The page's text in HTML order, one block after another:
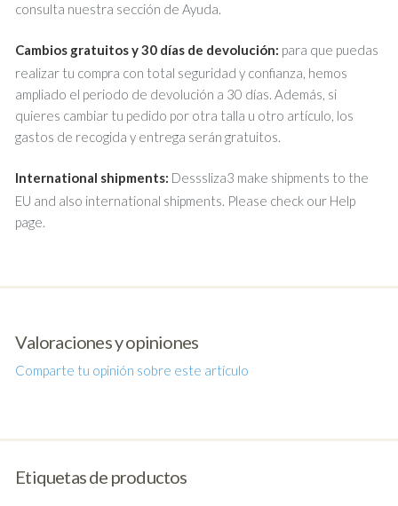
consulta nuestra sección de Ayuda.
Cambios gratuitos y 30 días de devolución: para que puedas
realizar tu compra con total seguridad y confianza, hemos
ampliado el periodo de devolución a 30 días. Además, si
quieres cambiar tu pedido por otra talla u otro artículo, los
gastos de recogida y entrega serán gratuitos.
International shipments: Desssliza3 make shipments to the
EU and also international shipments. Please check our Help
page.
Valoraciones y opiniones
Comparte tu opinión sobre este artículo
Etiquetas de productos